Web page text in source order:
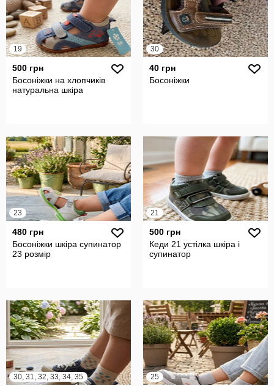
19
500 грн
Босоніжки на хлопчиків
натуральна шкіра
30
40 грн
Босоніжки
23
480 грн
Босоніжки шкіра супинатор
23 розмір
21
500 грн
Кеди 21 устілка шкіра і
супинатор
30, 31, 32, 33, 34, 35 25